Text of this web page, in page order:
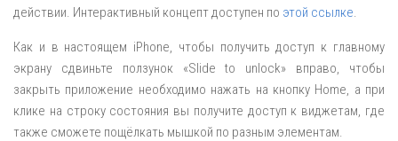
действии. Интерактивный концепт доступен по этой ссылке
Как и в настоящем iPhone, чтобы получить доступ к главному
экрану сдвиньте ползунок «Slide to unlock» вправо, чтобы
закрыть приложение необходимо нажать на кнопку Home, а при
клике на строку состояния вы получите доступ к виджетам, где
также сможете пощёлкать мышкой по разным элементам.